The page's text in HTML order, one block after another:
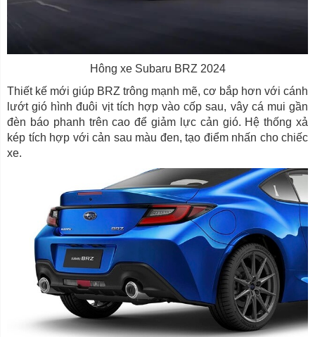
Hông xe Subaru BRZ 2024
Thiết kế mới giúp BRZ trông mạnh mẽ, cơ bắp hơn với cánh
lướt gió hình đuôi vịt tích hợp vào cốp sau, vây cá mui gần
đèn báo phanh trên cao để giảm lực cản gió. Hệ thống xả
kép tích hợp với cản sau màu đen, tạo điểm nhấn cho chiếc
xe.